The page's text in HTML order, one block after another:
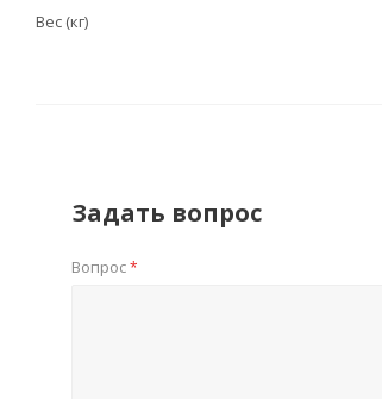
Вес (кг)
Задать вопрос
Вопрос*